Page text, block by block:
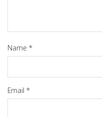
Name *
Email *